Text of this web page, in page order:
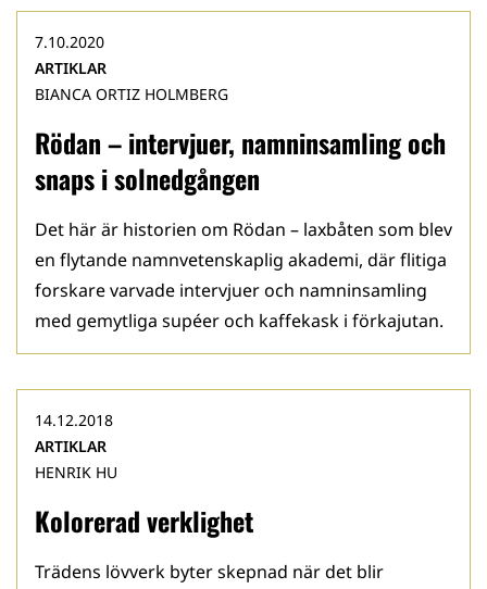
Rödan – intervjuer, namninsamling och
snaps i solnedgången
7.10.2020
ARTIKLAR
BIANCA ORTIZ HOLMBERG
Det här är historien om Rödan – laxbåten som blev
en flytande namnvetenskaplig akademi, där flitiga
forskare varvade intervjuer och namninsamling
med gemytliga supéer och kaffekask i förkajutan.
Kolorerad verklighet
14.12.2018
ARTIKLAR
HENRIK HU
Trädens lövverk byter skepnad när det blir